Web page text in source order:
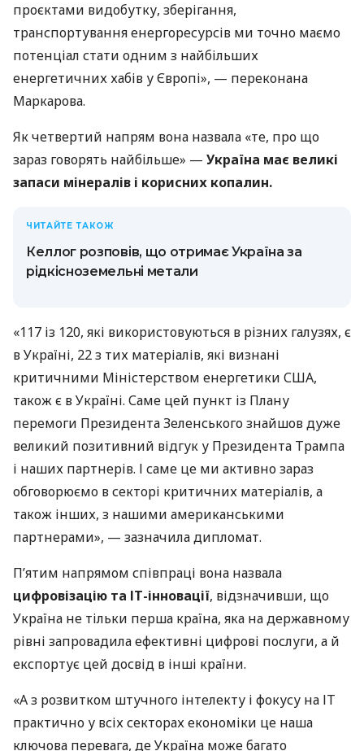
проєктами видобутку, зберігання,
транспортування енергоресурсів ми точно маємо
потенціал стати одним з найбільших
енергетичних хабів у Європі», — переконана
Маркарова.
Як четвертий напрям вона назвала «те, про що
зараз говорять найбільше» — Україна має великі
запаси мінералів і корисних копалин.
ЧИТАЙТЕ ТАКОЖ
Келлог розповів, що отримає Україна за
рідкісноземельні метали
«117 із 120, які використовуються в різних галузях, є
в Україні, 22 з тих матеріалів, які визнані
критичними Міністерством енергетики США,
також є в Україні. Саме цей пункт із Плану
перемоги Президента Зеленського знайшов дуже
великий позитивний відгук у Президента Трампа
і наших партнерів. І саме це ми активно зараз
обговорюємо в секторі критичних матеріалів, а
також інших, з нашими американськими
партнерами», — зазначила дипломат.
П’ятим напрямом співпраці вона назвала
цифровізацію та ІТ-інновації, відзначивши, що
Україна не тільки перша країна, яка на державному
рівні запровадила ефективні цифрові послуги, а й
експортує цей досвід в інші країни.
«А з розвитком штучного інтелекту і фокусу на ІТ
практично у всіх секторах економіки це наша
ключова перевага, де Україна може багато